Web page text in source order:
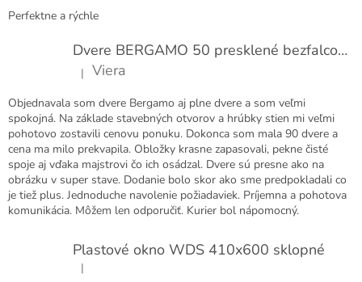
Perfektne a rýchle
Dvere BERGAMO 50 presklené bezfalcové EXTRA
Hodnotenie produktu je 5 z 5 hviezdičiek.
| Viera
Objednavala som dvere Bergamo aj plne dvere a som veľmi
spokojná. Na základe stavebných otvorov a hrúbky stien mi veľmi
pohotovo zostavili cenovu ponuku. Dokonca som mala 90 dvere a
cena ma milo prekvapila. Obložky krasne zapasovali, pekne čisté
spoje aj vďaka majstrovi čo ich osádzal. Dvere sú presne ako na
obrázku v super stave. Dodanie bolo skor ako sme predpokladali co
je tiež plus. Jednoduche navolenie požiadaviek. Príjemna a pohotova
komunikácia. Môžem len odporučiť. Kurier bol nápomocný.
Plastové okno WDS 410x600 sklopné
Hodnotenie produktu je 5 z 5 hviezdičiek.
|